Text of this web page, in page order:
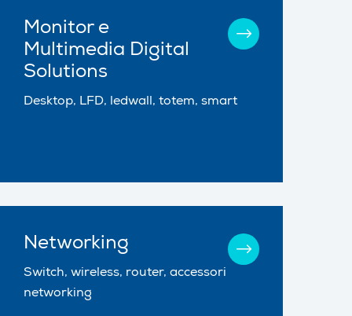
Monitor e
Multimedia Digital
Solutions
Desktop, LFD, ledwall, totem, smart
Networking
Switch, wireless, router, accessori
networking